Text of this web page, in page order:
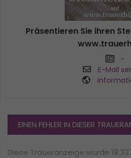
Präsentieren Sie ihren
-
E-Mail
EINEN FEHLER IN DIESER
Diese Traueranzeige wurde